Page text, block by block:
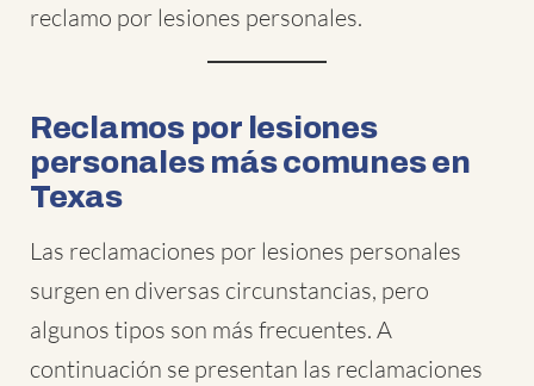
reclamo por lesiones personales.
Reclamos por lesiones
personales más comunes en
Texas
Las reclamaciones por lesiones personales
surgen en diversas circunstancias, pero
algunos tipos son más frecuentes. A
continuación se presentan las reclamaciones